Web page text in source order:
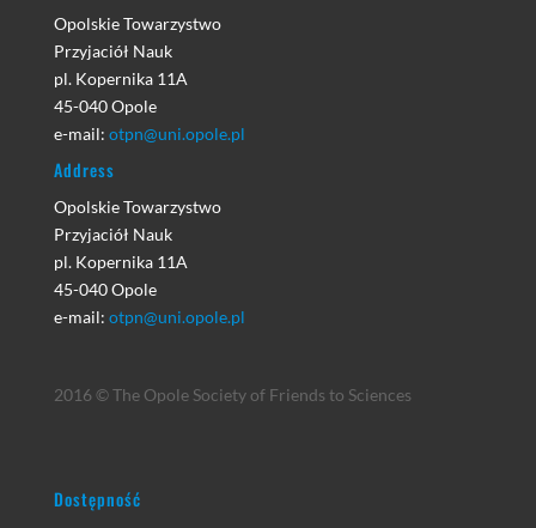
Opolskie Towarzystwo
Przyjaciół Nauk
pl. Kopernika 11A
45-040 Opole
e-mail: otpn@uni.opole.pl
Address
Opolskie Towarzystwo
Przyjaciół Nauk
pl. Kopernika 11A
45-040 Opole
e-mail: otpn@uni.opole.pl
2016 © The Opole Society of Friends to Sciences
Dostępność